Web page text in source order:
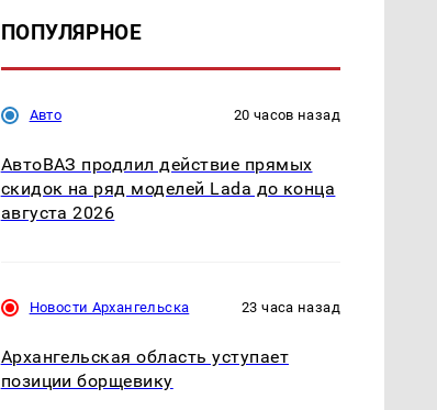
ПОПУЛЯРНОЕ
Авто 20 часов назад
АвтоВАЗ продлил действие прямых
скидок на ряд моделей Lada до конца
августа 2026
Новости Архангельска 23 часа назад
Архангельская область уступает
позиции борщевику